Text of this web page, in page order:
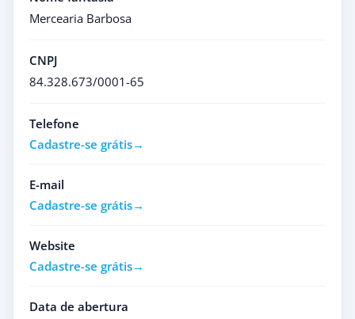
Mercearia Barbosa
CNPJ
84.328.673/0001-65
Telefone
Cadastre-se grátis
E-mail
Cadastre-se grátis
Website
Cadastre-se grátis
Data de abertura